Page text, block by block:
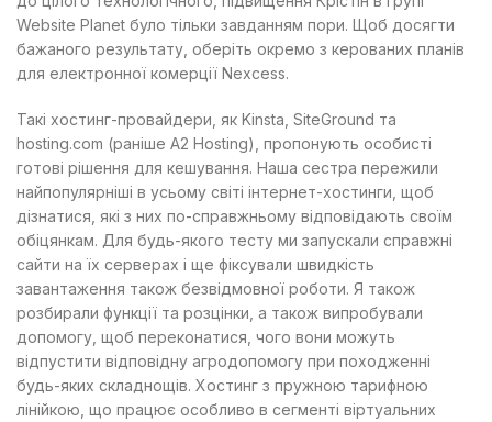
Website Planet було тільки завданням пори. Щоб досягти
бажаного результату, оберіть окремо з керованих планів
для електронної комерції Nexcess.
Такі хостинг-провайдери, як Kinsta, SiteGround та
hosting.com (раніше A2 Hosting), пропонують особисті
готові рішення для кешування. Наша сестра пережили
найпопулярніші в усьому світі інтернет-хостинги, щоб
дізнатися, які з них по-справжньому відповідають своїм
обіцянкам. Для будь-якого тесту ми запускали справжні
сайти на їх серверах і ще фіксували швидкість
завантаження також безвідмовної роботи. Я також
розбирали функції та розцінки, а також випробували
допомогу, щоб переконатися, чого вони можуть
відпустити відповідну агродопомогу при походженні
будь-яких складнощів. Хостинг з пружною тарифною
лінійкою, що працює особливо в сегменті віртуальних